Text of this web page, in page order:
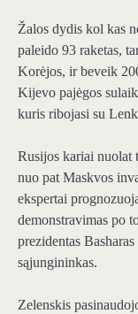
Žalos dydis kol kas
paleido 93 raketas,
Korėjos, ir beveik
Kijevo pajėgos
kuris ribojasi su
Rusijos kariai nuolat
nuo pat Maskvos
ekspertai
demonstravimas po
prezidentas
sąjungininkas.
Zelenskis